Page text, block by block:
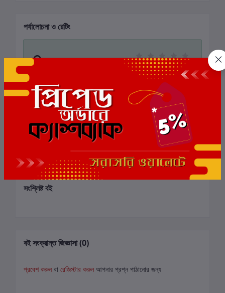
পর্যালোচনা ও রেটিং
0 (0 পর্যালোচনা)
বই-এ রেটিং দিন
এই বইয়ের জন্য এখনও কোন পর্যালোচনা নেই
সংশ্লিষ্ট বই
বই সংক্রান্ত জিজ্ঞাসা (0)
প্রবেশ করুন বা রেজিস্টার করুন আপনার প্রশ্ন পাঠানোর জন্য